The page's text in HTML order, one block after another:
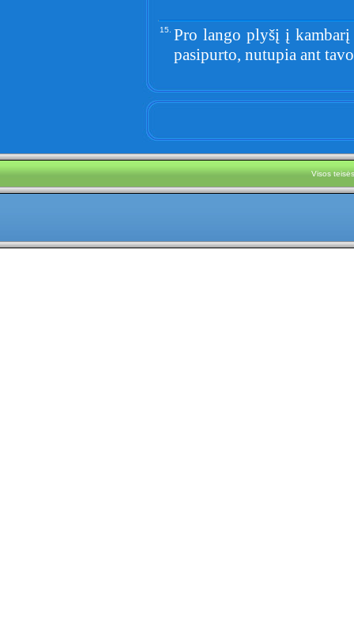
15. Pro lango plyšį į kambarį
pasipurto, nutupia ant
Visos